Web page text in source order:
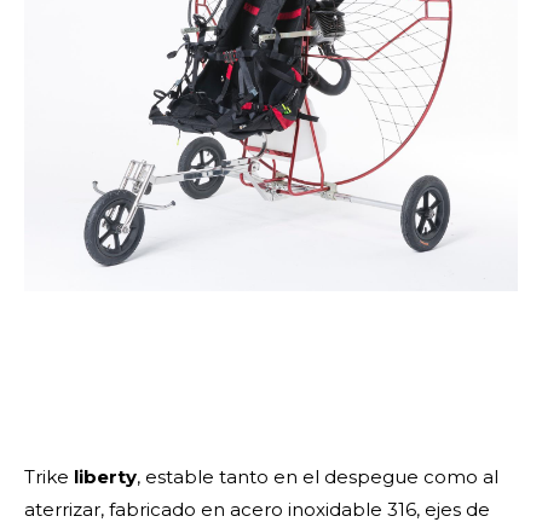
Trike liberty, estable tanto en el despegue como al
aterrizar, fabricado en acero inoxidable 316, ejes de